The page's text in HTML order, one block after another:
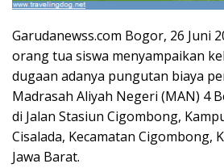
Garudanewss.com Bogor, 26 Juni
orang tua siswa menyampaikan
dugaan adanya pungutan biaya
Madrasah Aliyah Negeri (MAN) 4
di Jalan Stasiun Cigombong,
Cisalada, Kecamatan Cigombong,
Jawa Barat.